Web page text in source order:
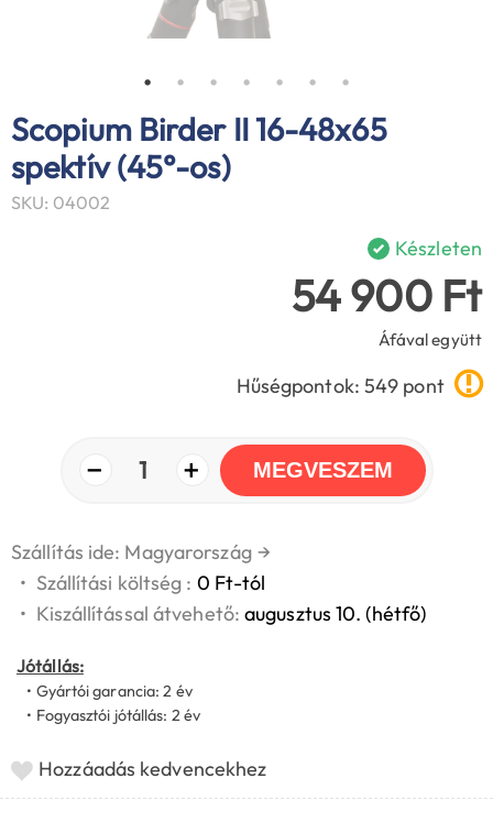
Scopium Birder II 16-48x65
spektív (45°-os)
SKU: 04002
Készleten
54 900 Ft
Áfával együtt
Hűségpontok: 549 pont
− 1 + MEGVESZEM
Szállítás ide: Magyarország →
• Szállítási költség : 0 Ft-tól
• Kiszállítással átvehető:augusztus 10. (hétfő)
Jótállás:
• Gyártói garancia: 2 év
• Fogyasztói jótállás: 2 év
Hozzáadás kedvencekhez